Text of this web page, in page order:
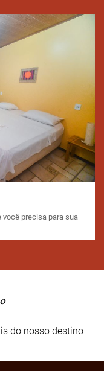
precisa para sua
do nosso destino